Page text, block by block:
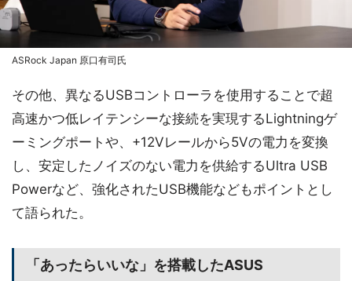
ASRock Japan 原口有司氏
その他、異なるUSBコントローラを使用することで超
高速かつ低レイテンシーな接続を実現するLightningゲ
ーミングポートや、+12Vレールから5Vの電力を変換
し、安定したノイズのない電力を供給するUltra USB
Powerなど、強化されたUSB機能などもポイントとし
て語られた。
「あったらいいな」を搭載したASUS